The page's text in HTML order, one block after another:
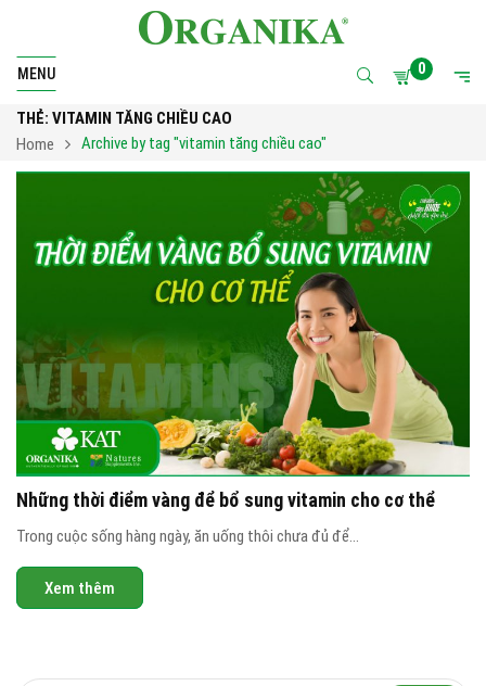
MENU 0
THẺ: VITAMIN TĂNG CHIỀU CAO
Home
Archive by tag "vitamin tăng chiều cao"
Những thời điểm vàng để bổ sung vitamin cho cơ thể
Trong cuộc sống hàng ngày, ăn uống thôi chưa đủ để...
Xem thêm